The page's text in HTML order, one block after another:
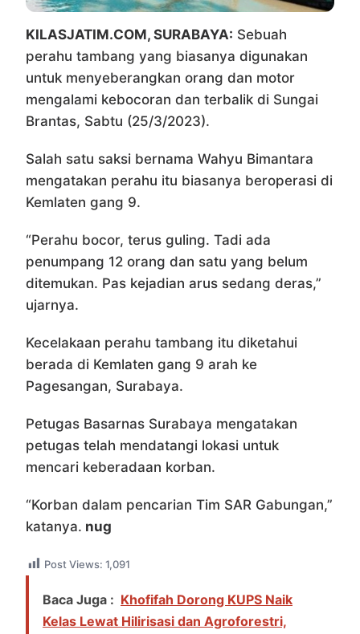
KILASJATIM.COM, SURABAYA: Sebuah
perahu tambang yang biasanya digunakan
untuk menyeberangkan orang dan motor
mengalami kebocoran dan terbalik di Sungai
Brantas, Sabtu (25/3/2023).
Salah satu saksi bernama Wahyu Bimantara
mengatakan perahu itu biasanya beroperasi di
Kemlaten gang 9.
“Perahu bocor, terus guling. Tadi ada
penumpang 12 orang dan satu yang belum
ditemukan. Pas kejadian arus sedang deras,”
ujarnya.
Kecelakaan perahu tambang itu diketahui
berada di Kemlaten gang 9 arah ke
Pagesangan, Surabaya.
Petugas Basarnas Surabaya mengatakan
petugas telah mendatangi lokasi untuk
mencari keberadaan korban.
“Korban dalam pencarian Tim SAR Gabungan,”
katanya. nug
Post Views: 1,091
Baca Juga : Khofifah Dorong KUPS Naik
Kelas Lewat Hilirisasi dan Agroforestri,